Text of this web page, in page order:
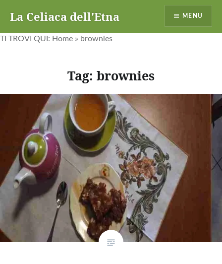
La Celiaca dell'Etna MENU
TI TROVI QUI: Home » brownies
Tag: brownies